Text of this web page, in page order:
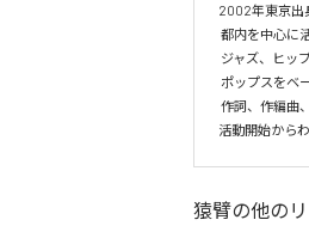
2002年東京出
活動開始から
猿臂の他の